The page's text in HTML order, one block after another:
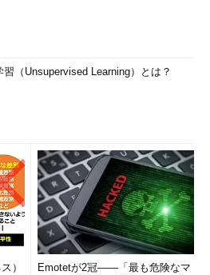
習（Unsupervised Learning）とは？
）
Emotetが2冠――「最も危険なマ